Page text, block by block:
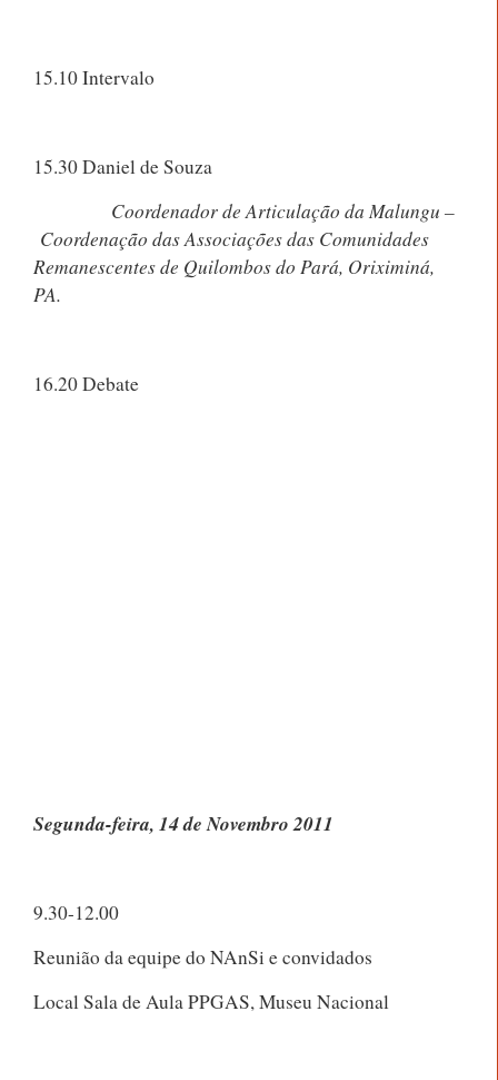
15.10 Intervalo
15.30 Daniel de Souza
Coordenador de Articulação da Malungu –
Coordenação das Associaçõesdas Comunidades
Remanescentes de Quilombos do Pará, Oriximiná,
PA.
16.20 Debate
Segunda-feira, 14 de Novembro 2011
9.30-12.00
Reunião da equipe do NAnSi e convidados
Local Sala de Aula PPGAS, Museu Nacional